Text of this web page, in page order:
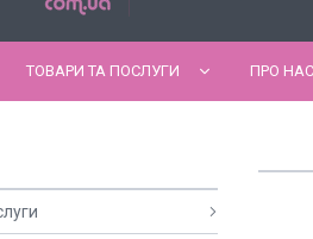
ТОВАРИ ТА ПОСЛУГИ ПРО НАС